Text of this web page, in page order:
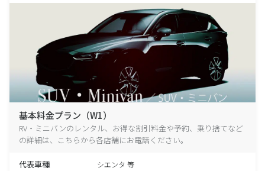
基本料金プラン（W1）
RV・ミニバンのレンタル、お得な割引料金や予約、乗り捨てなど
の詳細は、こちらから各店舗にお電話ください。
代表車種 シエンタ 等